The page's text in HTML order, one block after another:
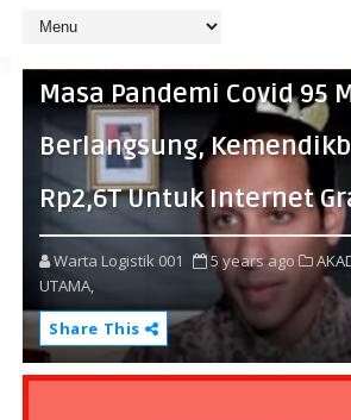
Masa Pandemi Covid 95
Berlangsung,
Rp2,6T Untuk Internet
Warta Logistik 001 5 years ago
UTAMA,
Share This